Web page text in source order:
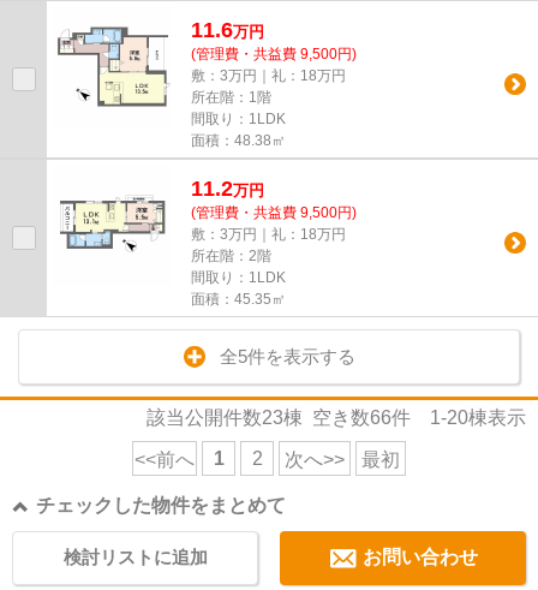
11.6万円
(管理費・共益費 9,500円)
敷：3万円｜礼：18万円
所在階：1階
間取り：1LDK
面積：48.38㎡
11.2万円
(管理費・共益費 9,500円)
敷：3万円｜礼：18万円
所在階：2階
間取り：1LDK
面積：45.35㎡
全5件を表示する
該当公開件数23棟 空き数66件 1-20棟表示
<<前へ 1 2 次へ>> 最初
チェックした物件をまとめて
お問い合わせ
検討リストに追加